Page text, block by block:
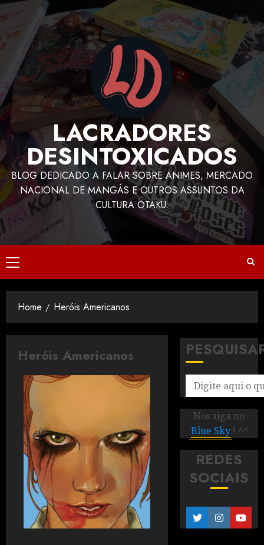
LACRADORES
DESINTOXICADOS
BLOG DEDICADO A FALAR SOBRE ANIMES, MERCADO
NACIONAL DE MANGÁS E OUTROS ASSUNTOS DA
CULTURA OTAKU.
Home Heróis Americanos
Heróis Americanos
Nos siga no
Blue Sky ! ^^
REDES
SOCIAIS